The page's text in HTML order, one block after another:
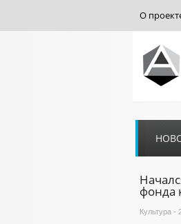
О
фонда
Культура -